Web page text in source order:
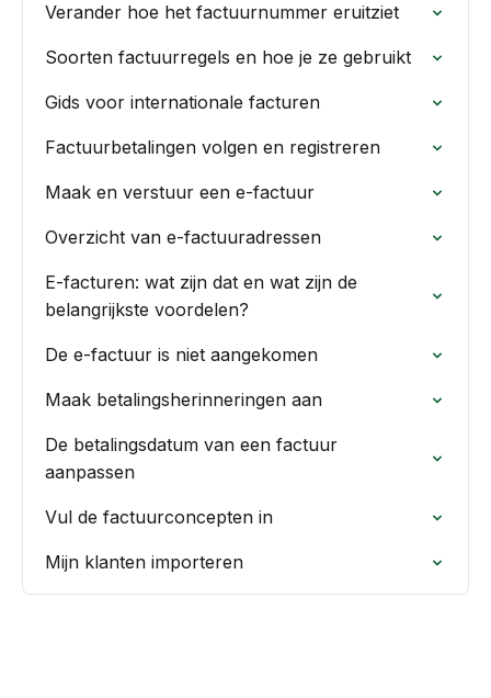
Verander hoe het factuurnummer eruitziet
Soorten factuurregels en hoe je ze gebruikt
Gids voor internationale facturen
Factuurbetalingen volgen en registreren
Maak en verstuur een e-factuur
Overzicht van e-factuuradressen
E-facturen: wat zijn dat en wat zijn de
belangrijkste voordelen?
De e-factuur is niet aangekomen
Maak betalingsherinneringen aan
De betalingsdatum van een factuur
aanpassen
Vul de factuurconcepten in
Mijn klanten importeren